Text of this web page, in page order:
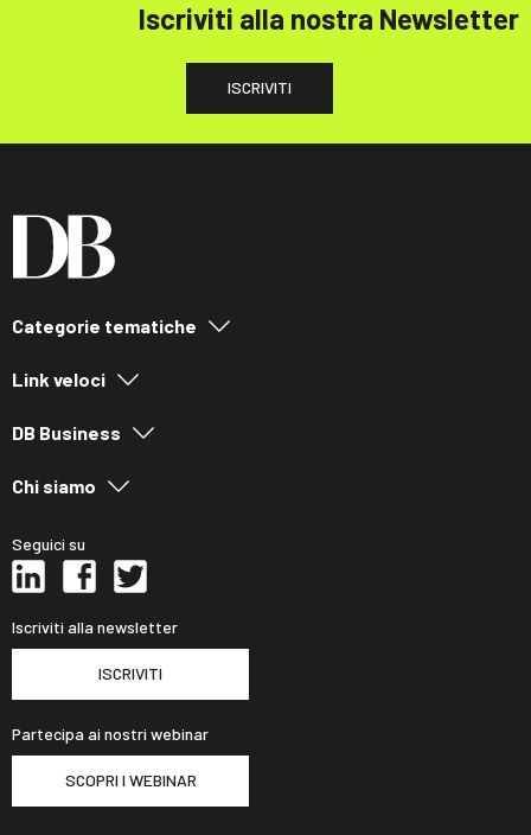
Iscriviti alla nostra Newsletter
ISCRIVITI
Categorie tematiche
Link veloci
DB Business
Chi siamo
Seguici su
Iscriviti alla newsletter
ISCRIVITI
Partecipa ai nostri webinar
SCOPRI I WEBINAR